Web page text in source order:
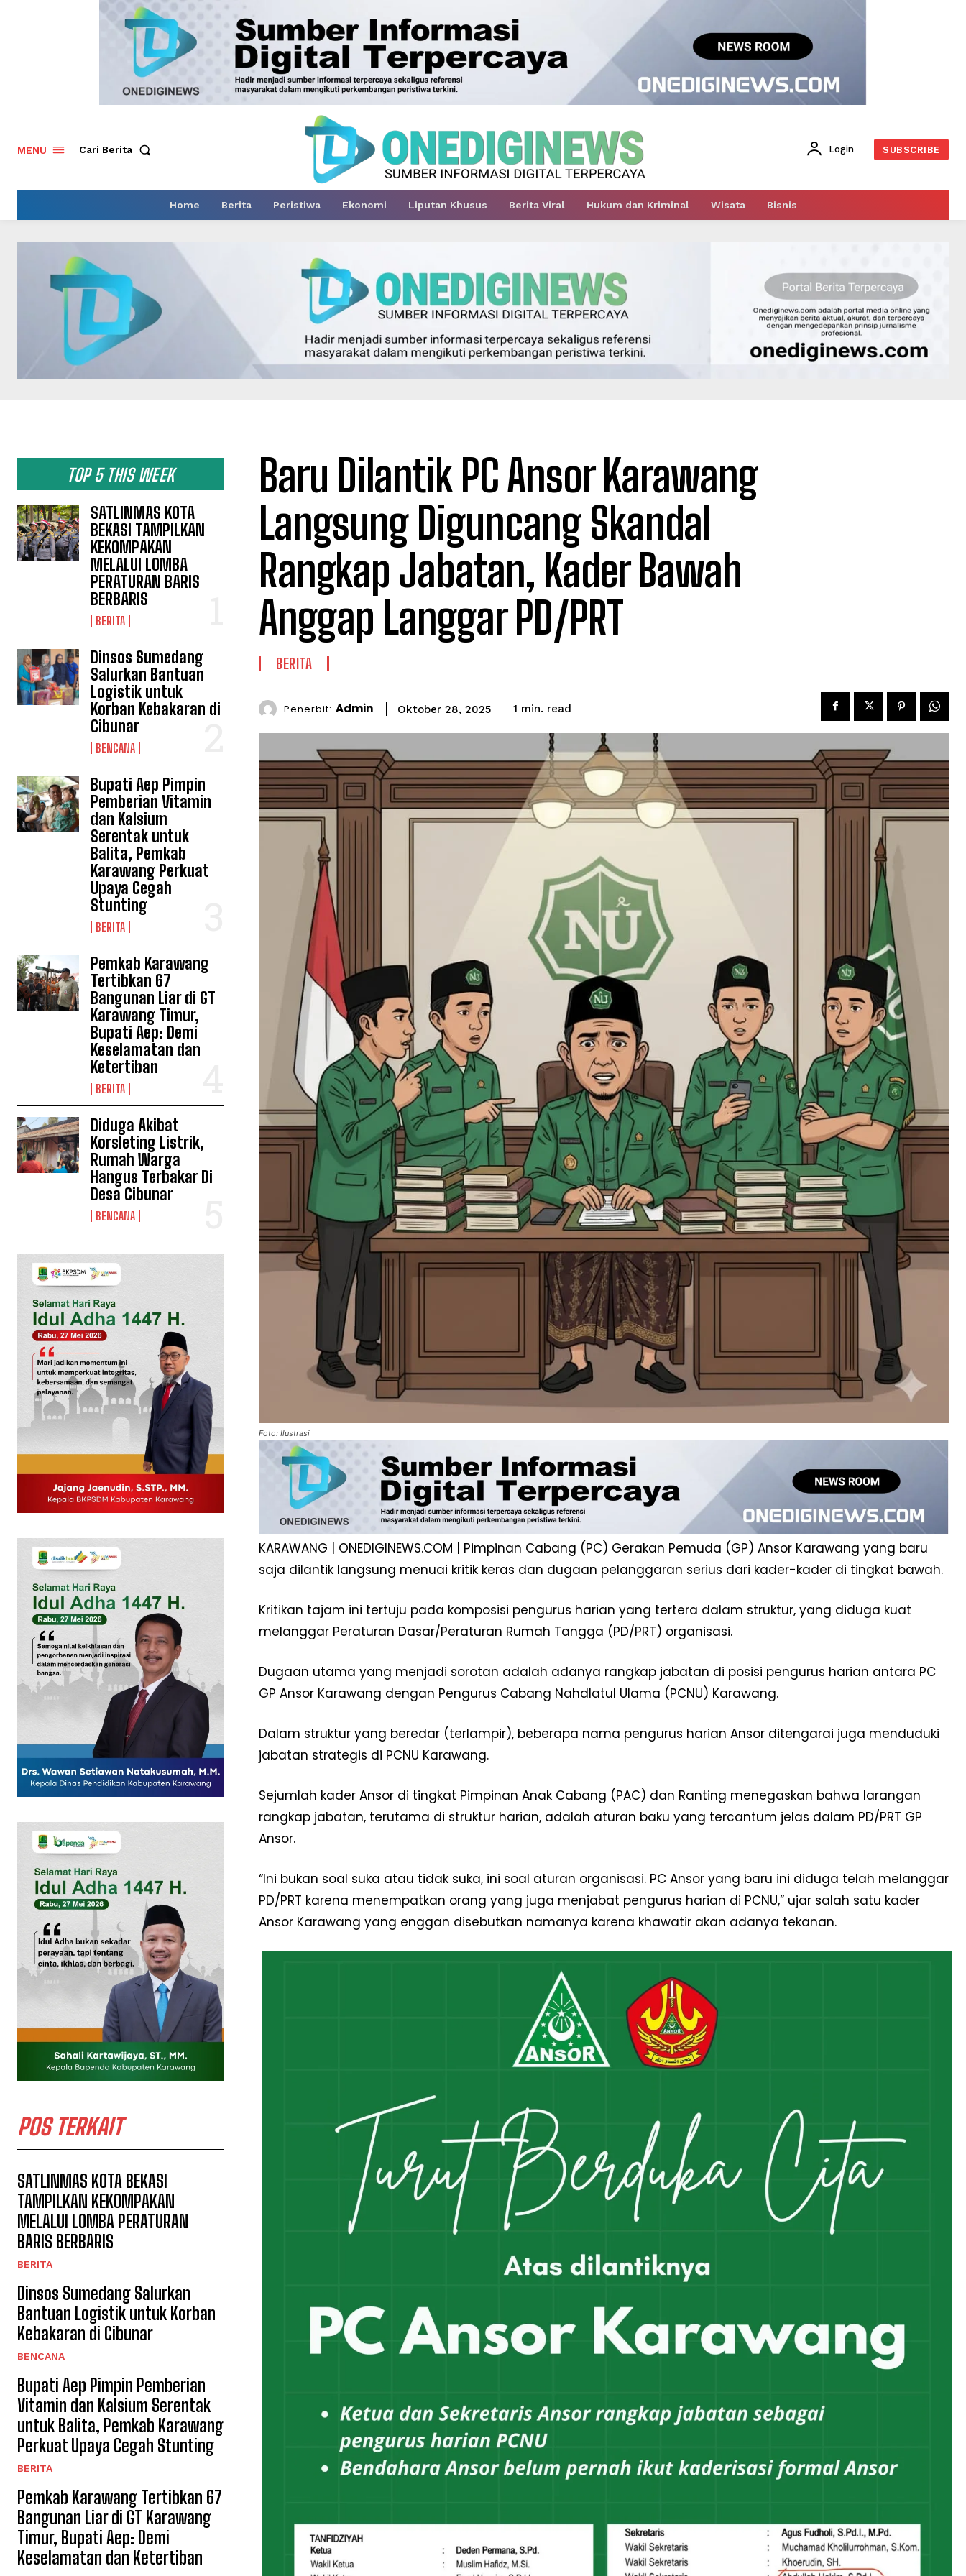
News Week
Magazine PRO
Company
Disclaimer
Redaksi
Pedoman Media Siber
MENU Cari Berita Login SUBSCRIBE
Home Berita Peristiwa Ekonomi Liputan Khusus Berita Viral Hukum dan Kriminal Wisata Bisnis
TOP 5 THIS WEEK
SATLINMAS KOTA
BEKASI TAMPILKAN
KEKOMPAKAN
MELALUI LOMBA
PERATURAN BARIS
BERBARIS
BERITA
Dinsos Sumedang
Salurkan Bantuan
Logistik untuk
Korban Kebakaran di
Cibunar
BENCANA
Bupati Aep Pimpin
Pemberian Vitamin
dan Kalsium
Serentak untuk
Balita, Pemkab
Karawang Perkuat
Upaya Cegah
Stunting
BERITA
Pemkab Karawang
Tertibkan 67
Bangunan Liar di GT
Karawang Timur,
Bupati Aep: Demi
Keselamatan dan
Ketertiban
BERITA
Diduga Akibat
Korsleting Listrik,
Rumah Warga
Hangus Terbakar Di
Desa Cibunar
BENCANA
POS TERKAIT
SATLINMAS KOTA BEKASI
TAMPILKAN KEKOMPAKAN
MELALUI LOMBA PERATURAN
BARIS BERBARIS
BERITA
Dinsos Sumedang Salurkan
Bantuan Logistik untuk Korban
Kebakaran di Cibunar
BENCANA
Bupati Aep Pimpin Pemberian
Vitamin dan Kalsium Serentak
untuk Balita, Pemkab Karawang
Perkuat Upaya Cegah Stunting
BERITA
Pemkab Karawang Tertibkan 67
Bangunan Liar di GT Karawang
Timur, Bupati Aep: Demi
Keselamatan dan Ketertiban
Baru Dilantik PC Ansor Karawang
Langsung Diguncang Skandal
Rangkap Jabatan, Kader Bawah
Anggap Langgar PD/PRT
BERITA
Penerbit: Admin Oktober 28, 2025 1 min. read
Foto: Ilustrasi
KARAWANG | ONEDIGINEWS.COM | Pimpinan Cabang (PC) Gerakan Pemuda (GP) Ansor Karawang yang baru
saja dilantik langsung menuai kritik keras dan dugaan pelanggaran serius dari kader-kader di tingkat bawah.
Kritikan tajam ini tertuju pada komposisi pengurus harian yang tertera dalam struktur, yang diduga kuat
melanggar Peraturan Dasar/Peraturan Rumah Tangga (PD/PRT) organisasi.
Dugaan utama yang menjadi sorotan adalah adanya rangkap jabatan di posisi pengurus harian antara PC
GP Ansor Karawang dengan Pengurus Cabang Nahdlatul Ulama (PCNU) Karawang.
Dalam struktur yang beredar (terlampir), beberapa nama pengurus harian Ansor ditengarai juga menduduki
jabatan strategis di PCNU Karawang.
Sejumlah kader Ansor di tingkat Pimpinan Anak Cabang (PAC) dan Ranting menegaskan bahwa larangan
rangkap jabatan, terutama di struktur harian, adalah aturan baku yang tercantum jelas dalam PD/PRT GP
Ansor.
“Ini bukan soal suka atau tidak suka, ini soal aturan organisasi. PC Ansor yang baru ini diduga telah melanggar
PD/PRT karena menempatkan orang yang juga menjabat pengurus harian di PCNU,” ujar salah satu kader
Ansor Karawang yang enggan disebutkan namanya karena khawatir akan adanya tekanan.